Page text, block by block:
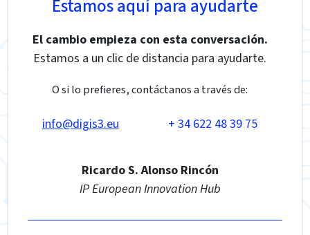
Estamos aquí para ayudarte
El cambio empieza con esta conversación.
Estamos a un clic de distancia para ayudarte.
O si lo prefieres, contáctanos a través de:
info@digis3.eu + 34 622 48 39 75
Ricardo S. Alonso Rincón
IP European Innovation Hub